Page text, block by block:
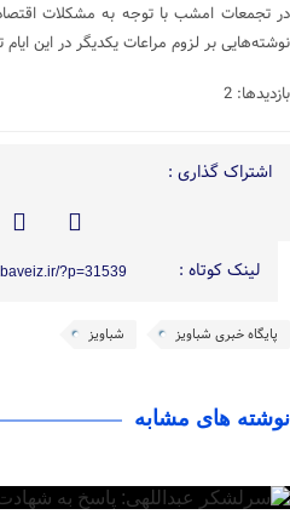
در تجمعات امشب با توجه به مشکلات
نوشته‌هایی بر لزوم مراعات یکدیگر در این ایام
بازدیدها: 2
اشتراک گذاری :
لینک کوتاه : ?p=31539
پایگاه خبری شباویز شباویز
نوشته های مشابه